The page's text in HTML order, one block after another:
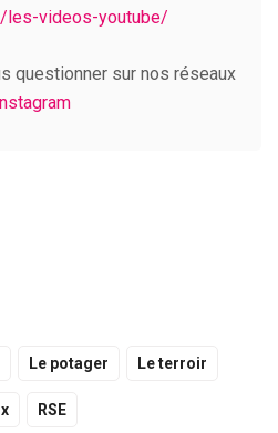
les-videos-youtube/
questionner sur nos réseaux
Le potager Le terroir
RSE